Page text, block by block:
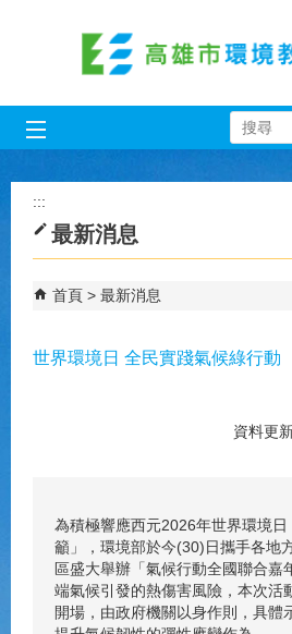
:::
最新消息
首頁 最新消息
世界環境日 全民實踐氣候綠行動
資料更
為積極響應西元2026年世界環境
籲」，環境部於今(30)日攜手各地
區盛大舉辦「氣候行動全國聯合嘉
端氣候引發的熱傷害風險，本次活
開場，由政府機關以身作則，具體